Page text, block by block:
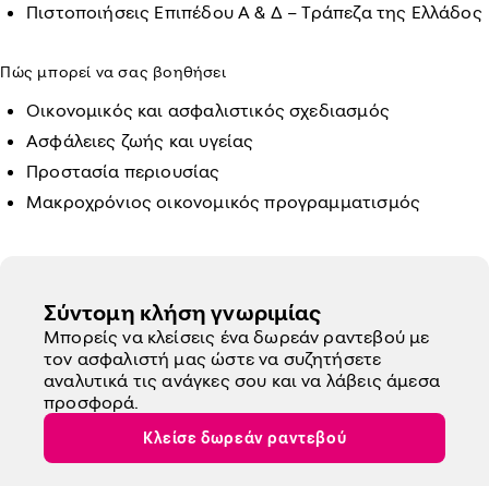
Πιστοποιήσεις Επιπέδου Α & Δ – Τράπεζα της Ελλάδος
Πώς μπορεί να σας βοηθήσει
Οικονομικός και ασφαλιστικός σχεδιασμός
Ασφάλειες ζωής και υγείας
Προστασία περιουσίας
Μακροχρόνιος οικονομικός προγραμματισμός
Σύντομη κλήση γνωριμίας
Μπορείς να κλείσεις ένα δωρεάν ραντεβού με
τον ασφαλιστή μας ώστε να συζητήσετε
αναλυτικά τις ανάγκες σου και να λάβεις άμεσα
προσφορά.
Κλείσε δωρεάν ραντεβού